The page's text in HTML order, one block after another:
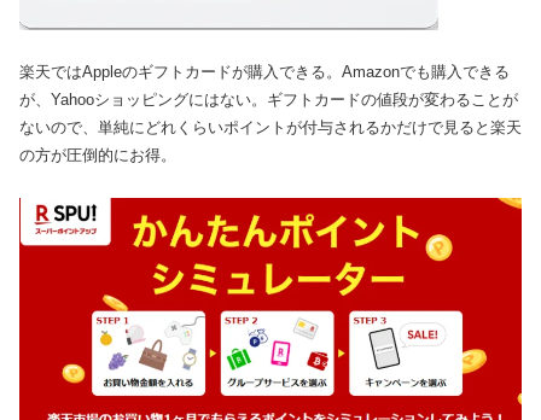
楽天ではAppleのギフトカードが購入できる。Amazonでも購入できる
が、Yahooショッピングにはない。ギフトカードの値段が変わることが
ないので、単純にどれくらいポイントが付与されるかだけで見ると楽天
の方が圧倒的にお得。